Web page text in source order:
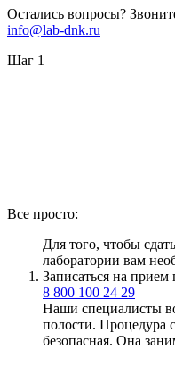
Остались вопросы?
info@lab-dnk.ru
Шаг 1
Все просто:
Для того, чтобы
лаборатории вам
Записаться на
8 800 100 24 29
Наши специалисты
полости. Процедура
безопасная. Она